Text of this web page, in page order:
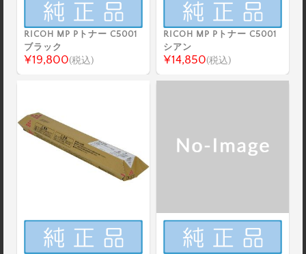
RICOH MP Pトナー C5001
ブラック
¥19,800(税込)
RICOH MP Pトナー C5001
シアン
¥14,850(税込)